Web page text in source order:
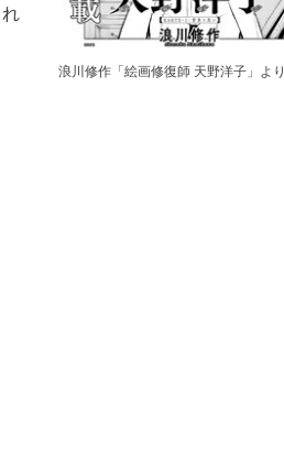
浪川修作「絵画修復師 天野洋子」より